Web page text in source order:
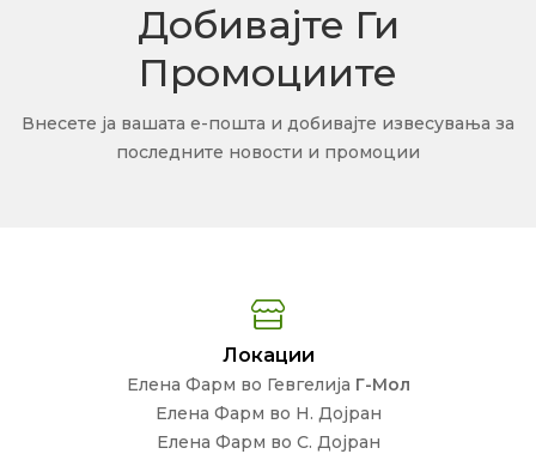
Добивајте Ги
Промоциите
Внесете ја вашата е-пошта и добивајте извесувања за
последните новости и промоции
Локации
Елена Фарм во Гевгелија Г-Мол
Елена Фарм во Н. Дојран
Елена Фарм во С. Дојран